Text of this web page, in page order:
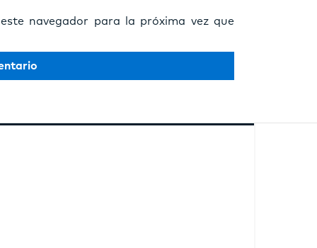
navegador para la próxima vez que